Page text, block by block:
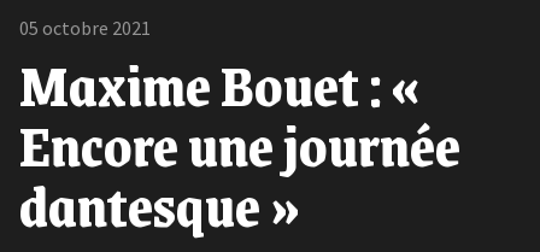
05 octobre 2021
Maxime Bouet : «
Encore une journée
dantesque »